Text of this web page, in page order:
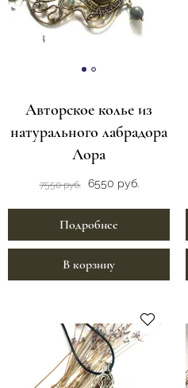
Авторское колье из
натурального лабрадора
Лора
7550 руб. 6550 руб.
Подробнее
В корзину